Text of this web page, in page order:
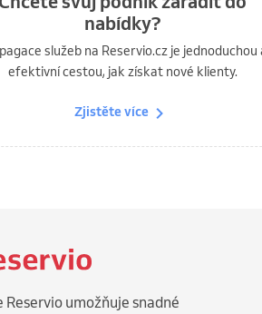
nabídky?
služeb na Reservio.cz je jednoduchou
efektivní cestou, jak získat nové klienty.
Zjistěte více
Reservio umožňuje snadné